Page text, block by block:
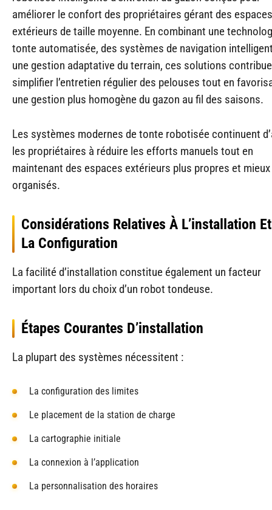
améliorer le confort des propriétaires gérant des espaces
extérieurs de taille moyenne. En combinant une
tonte automatisée, des systèmes de navigation
une gestion adaptative du terrain, ces solutions
simplifier l’entretien régulier des pelouses tout en
une gestion plus homogène du gazon au fil des saisons.
Les systèmes modernes de tonte robotisée continuent
les propriétaires à réduire les efforts manuels tout en
maintenant des espaces extérieurs plus propres et mieux
organisés.
Considérations Relatives À L’installation
La Configuration
La facilité d’installation constitue également un facteur
important lors du choix d’un robot tondeuse.
Étapes Courantes D’installation
La plupart des systèmes nécessitent :
La configuration des limites
Le placement de la station de charge
La cartographie initiale
La connexion à l’application
La personnalisation des horaires